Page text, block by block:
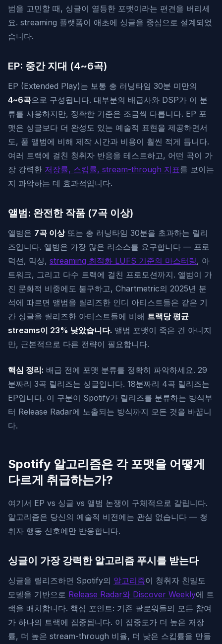
범을 고민할 때, 싱글이 열등한 포맷이라는 편견을 버리세
요. streaming 플랫폼이 애초에 싱글을 중심으로 설계되었
습니다.
EP: 중간 지대 (4~6곡)
EP (Extended Play)는 보통 총 러닝타임 30분 미만의
4~6곡으로 구성됩니다. 대부분의 배급사와 DSP가 이 분
류를 사용하지만, 정확한 기준은 조금씩 다릅니다. EP 포
맷은 싱글보다 더 완성도 있는 예술적 표현을 제공하면서
도, 풀 앨범에 비해 제작 시간과 비용이 훨씬 적게 듭니다.
여러 트랙에 걸친 청취자 반응을 테스트하고, 어떤 곡이 가
장 강력한 저장률, 스킵률, stream-through 지표를 보이는
지 파악하는 데 효과적입니다.
앨범: 완전한 작품 (7곡 이상)
앨범은 7곡 이상또는 총 러닝타임 30분을 초과하는 릴리
즈입니다. 앨범은 가장 많은 리소스를 요구합니다 — 프로
덕션, 믹싱, streaming 최적화 LUFS 기준의 마스터링, 아
트워크, 그리고 다수 트랙에 걸친 프로모션까지. 앨범이 가
진 문화적 비중에도 불구하고, Chartmetric의 2025년 분
석에 따르면 앨범을 릴리즈한 인디 아티스트들은 같은 기
간 싱글을 릴리즈한 아티스트들에 비해 트랙당 평균
streams이 23% 낮았습니다. 앨범 포맷이 죽은 건 아니지
만, 근본적으로 다른 전략이 필요합니다.
핵심 정리: 배급 전에 포맷 분류를 정확히 파악하세요. 29
분짜리 3곡 릴리즈는 싱글입니다. 18분짜리 4곡 릴리즈는
EP입니다. 이 구분이 Spotify가 릴리즈를 분류하는 방식부
터 Release Radar에 노출되는 방식까지 모든 것을 바꿉니
다.
Spotify 알고리즘은 각 포맷을 어떻게
다르게 취급하는가?
여기서 EP vs 싱글 vs 앨범 논쟁이 구체적으로 갈립니다.
알고리즘은 당신의 예술적 비전에는 관심 없습니다 — 청
취자 행동 신호에만 반응합니다.
싱글이 가장 강력한 알고리즘 푸시를 받는다
싱글을 릴리즈하면 Spotify의 알고리즘이 청취자 친밀도
모델을 기반으로 Release Radar와 Discover Weekly에 트
랙을 배치합니다. 핵심 포인트: 기존 팔로워들의 모든 참여
가 하나의 트랙에 집중됩니다. 이 집중도가 더 높은 저장
률, 더 높은 stream-through 비율, 더 낮은 스킵률을 만들